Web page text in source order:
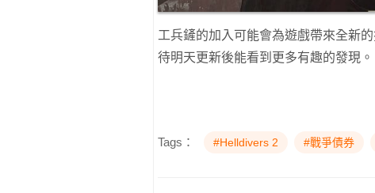
工兵鏟的加入可能會為遊戲帶來全新
待明天更新後能看到更多有趣的發現。
Tags： #Helldivers 2 #戰爭債券